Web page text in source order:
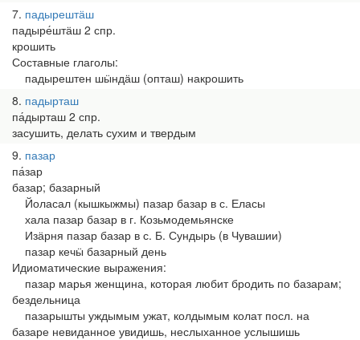
7 падырештӓш
падыре́штӓш 2 спр.
крошить
Составные глаголы:
падырештен шӹндӓш (опташ) накрошить
8 падырташ
па́дырташ 2 спр.
засушить, делать сухим и твердым
9 пазар
па́зар
базар; базарный
Йоласал (кышкыжмы) пазар базар в с. Еласы
хала пазар базар в г. Козьмодемьянске
Изӓрня пазар базар в с. Б. Сундырь (в Чувашии)
пазар кечӹ базарный день
Идиоматические выражения:
пазар марья женщина, которая любит бродить по базарам;
бездельница
пазарышты уждымым ужат, колдымым колат посл. на
базаре невиданное увидишь, неслыханное услышишь